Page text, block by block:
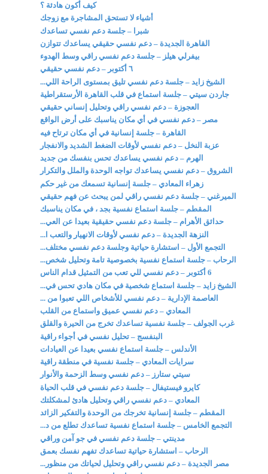
كيف أكون هادئة ؟
أشياء لا تستحق المشاجرة مع زوجك
شبرا – جلسة دعم نفسي تساعدك
القاهرة الجديدة – دعم نفسي حقيقي يساعدك تتوازن
بيفرلي هيلز – جلسة دعم نفسي راقي وسط الهدوء
٦ أكتوبر – دعم نفسي حقيقي
الشيخ زايد – جلسة دعم نفسي تليق بمستوى الراحة اللي...
جاردن سيتي – جلسة استماع في قلب القاهرة الأرستقراطية
العجوزة – دعم نفسي راقي وتحليل إنساني حقيقي
مصر – دعم نفسي في أي مكان يناسبك على أرض الواقع
القاهرة – جلسة إنسانية في أي مكان ترتاح فيه
عزبة النخل – دعم نفسي لأوقات الضغط الشديد والانفجار
الهرم – دعم نفسي يساعدك تحس بنفسك من جديد
الشروق – دعم نفسي يساعدك تواجه الوحدة والملل والتكرار
زهراء المعادي – جلسة إنسانية تسمعك من غير حكم
الميرغني – جلسة دعم نفسي راقي لمن يبحث عن فهم حقيقي
المقطم – جلسة استماع نفسية بجد ، في مكان يناسبك
حدائق الأهرام – جلسة دعم نفسي حقيقية بعيدا عن العي...
النزهة الجديدة – دعم نفسي لأوقات الانهيار والتعب ا...
التجمع الأول – استشارة حياتية وجلسة دعم نفسي مختلف...
الرحاب – جلسة استماع نفسية بخصوصية تامة وتحليل شخص...
6 أكتوبر – دعم نفسي للي تعب من التمثيل قدام الناس
الشيخ زايد – جلسة استماع شخصية في مكان هادي تحس في...
العاصمة الإدارية – دعم نفسي للأشخاص اللي تعبوا من ...
المعادي – دعم نفسي عميق واستماع من القلب
غرب الجولف – جلسة نفسية تساعدك تخرج من الحيرة والقلق
البنفسج – تحليل نفسي في أجواء راقية
الأندلس – جلسة استماع نفسي بعيدا عن العيادات
سرايات المعادي – جلسة نفسية في منطقة راقية
سيتي ستارز – دعم نفسي وسط الزحمة والأنوار
كايرو فيستيفال – جلسة دعم نفسي في قلب الحياة
المعادي – دعم نفسي راقي وتحليل هادئ لمشكلتك
المقطم – جلسة إنسانية تخرجك من الوحدة والتفكير الزائد
التجمع الخامس – جلسة استماع نفسية تساعدك تطلع من د...
مدينتي – جلسة دعم نفسي في جو آمن وراقي
الرحاب – استشارة حياتية تساعدك تفهم نفسك بعمق
مصر الجديدة – دعم نفسي راقي وتحليل لحياتك من منظور...